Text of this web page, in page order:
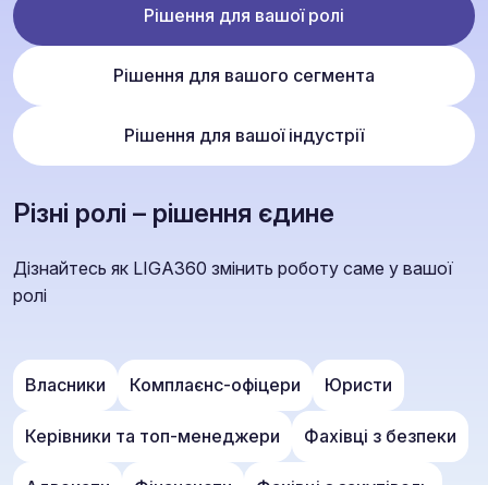
Рішення для вашої ролі
Рішення для вашого сегмента
Рішення для вашої індустрії
Різні ролі – рішення єдине
Дізнайтесь як LIGA360 змінить роботу саме у вашої
ролі
Власники Комплаєнс-офіцери Юристи
Керівники та топ-менеджери Фахівці з безпеки